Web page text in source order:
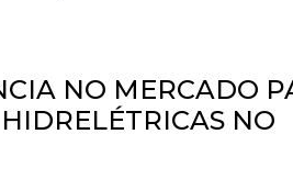
NO MERCADO
NO